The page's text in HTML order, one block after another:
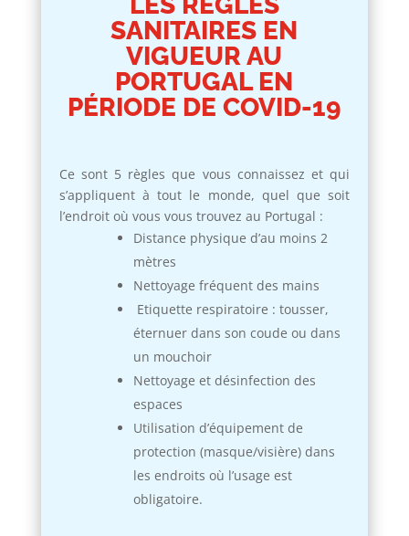
SANITAIRES EN
VIGUEUR AU
PORTUGAL EN
PÉRIODE DE COVID-19
Ce sont 5 règles que vous connaissez et qui
s’appliquent à tout le monde, quel que soit
l’endroit où vous vous trouvez au Portugal :
Distance physique d’au moins 2
mètres
Nettoyage fréquent des mains
Etiquette respiratoire : tousser,
éternuer dans son coude ou dans
un mouchoir
Nettoyage et désinfection des
espaces
Utilisation d’équipement de
protection (masque/visière) dans
les endroits où l’usage est
obligatoire.